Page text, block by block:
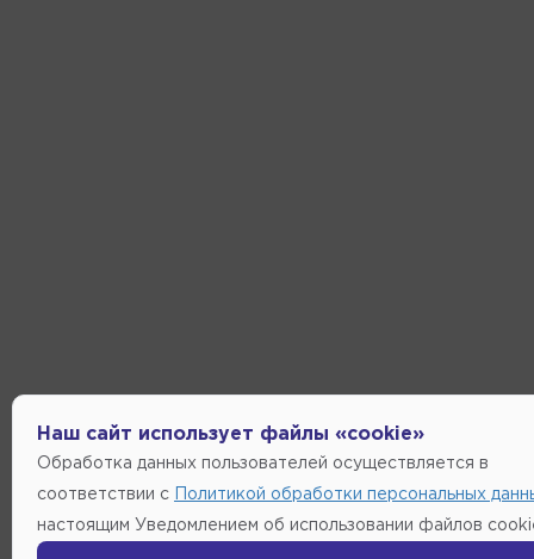
Наш сайт использует файлы «cookie»
Обработка данных пользователей осуществляется в
соответствии с Политикой обработки персональных
настоящим Уведомлением об использовании файлов